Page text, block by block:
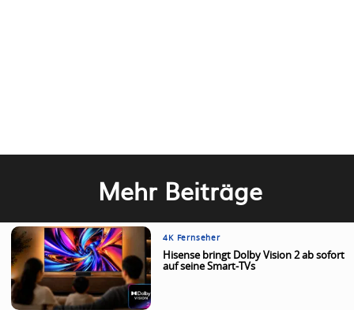
Mehr Beiträge
4K Fernseher
Hisense bringt Dolby Vision 2 ab sofort
auf seine Smart-TVs